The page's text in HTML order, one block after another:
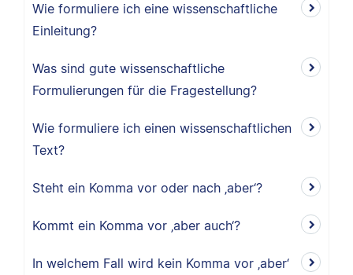
Wie formuliere ich eine wissenschaftliche
Einleitung?
Was sind gute wissenschaftliche
Formulierungen für die Fragestellung?
Wie formuliere ich einen wissenschaftlichen
Text?
Steht ein Komma vor oder nach ‚aber‘?
Kommt ein Komma vor ‚aber auch‘?
In welchem Fall wird kein Komma vor ‚aber‘